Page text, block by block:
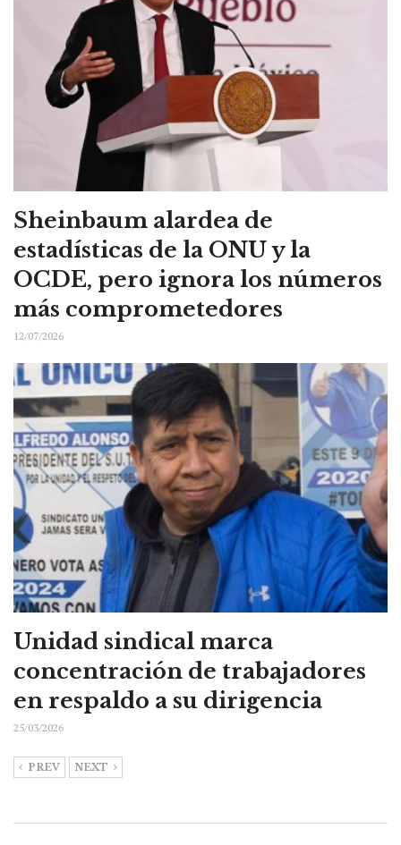
Sheinbaum alardea de
estadísticas de la ONU y la
OCDE, pero ignora los números
más comprometedores
12/07/2026
Unidad sindical marca
concentración de trabajadores
en respaldo a su dirigencia
25/03/2026
PREV NEXT